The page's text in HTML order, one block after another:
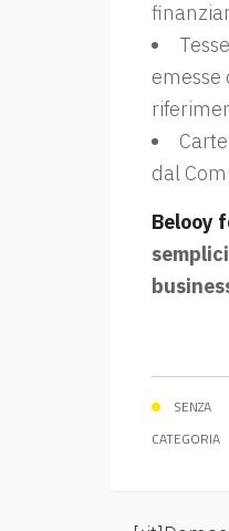
emesse
dal
Belooy
SENZA
CATEGORIA